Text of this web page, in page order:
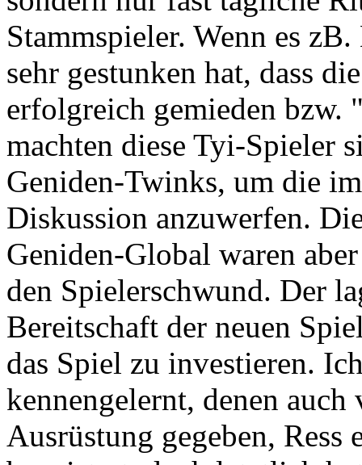
Stammspieler. Wenn es
sehr gestunken hat, dass
erfolgreich gemieden bzw.
machten diese Tyi-Spieler
Geniden-Twinks, um die
Diskussion anzuwerfen.
Geniden-Global waren
den Spielerschwund. Der
Bereitschaft der neuen
das Spiel zu investieren.
kennengelernt, denen
Ausrüstung gegeben, Ress